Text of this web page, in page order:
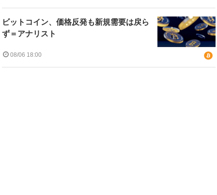
ビットコイン、価格反発も新規需要は戻ら
ず＝アナリスト
08/06 18:00